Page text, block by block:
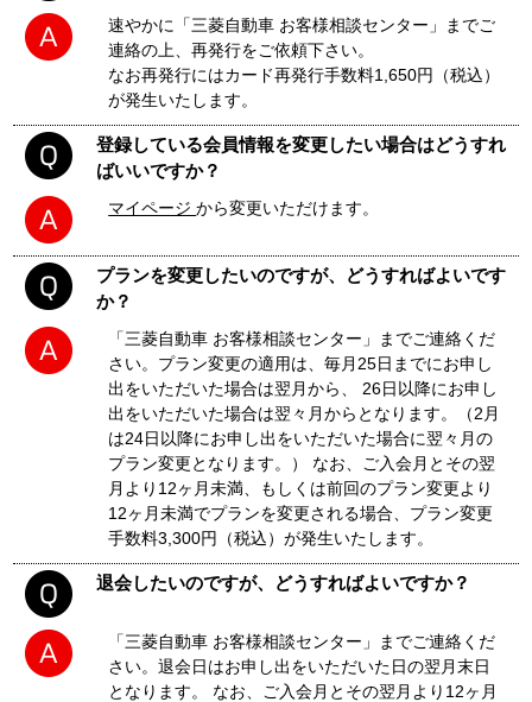
速やかに「三菱自動車 お客様相談センター」までご
連絡の上、再発行をご依頼下さい。
なお再発行にはカード再発行手数料1,650円（税込）
が発生いたします。
登録している会員情報を変更したい場合はどうすれ
ばいいですか？
マイページから変更いただけます。
プランを変更したいのですが、どうすればよいです
か？
「三菱自動車 お客様相談センター」までご連絡くだ
さい。プラン変更の適用は、毎月25日までにお申し
出をいただいた場合は翌月から、 26日以降にお申し
出をいただいた場合は翌々月からとなります。（2月
は24日以降にお申し出をいただいた場合に翌々月の
プラン変更となります。） なお、ご入会月とその翌
月より12ヶ月未満、もしくは前回のプラン変更より
12ヶ月未満でプランを変更される場合、プラン変更
手数料3,300円（税込）が発生いたします。
退会したいのですが、どうすればよいですか？
「三菱自動車 お客様相談センター」までご連絡くだ
さい。退会日はお申し出をいただいた日の翌月末日
となります。 なお、ご入会月とその翌月より12ヶ月